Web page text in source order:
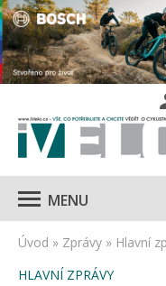
MENU
Úvod » Zprávy » Hlavní
HLAVNÍ ZPRÁVY